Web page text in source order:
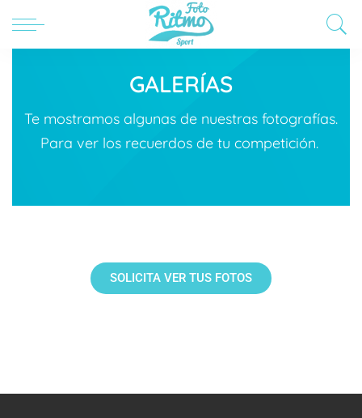
GALERÍAS
Te mostramos algunas de nuestras fotografías.
Para ver los recuerdos de tu competición.
SOLICITA VER TUS FOTOS